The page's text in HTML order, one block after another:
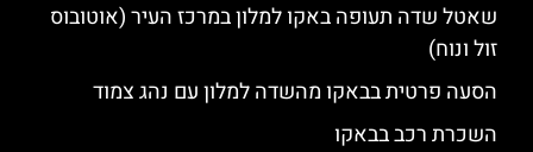
שאטל שדה תעופה באקו למלון במרכז העיר (אוטובוס
זול ונוח)
הסעה פרטית בבאקו מהשדה למלון עם נהג צמוד
השכרת רכב בבאקו